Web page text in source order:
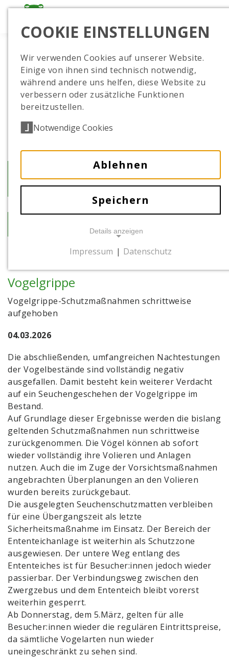
Vogelgrippe
Vogelgrippe
Vogelgrippe-Schutzmaßnahmen schrittweise
aufgehoben
04.03.2026
Die abschließenden, umfangreichen Nachtestungen
der Vogelbestände sind vollständig negativ
ausgefallen. Damit besteht kein weiterer Verdacht
auf ein Seuchengeschehen der Vogelgrippe im
Bestand.
Auf Grundlage dieser Ergebnisse werden die bislang
geltenden Schutzmaßnahmen nun schrittweise
zurückgenommen. Die Vögel können ab sofort
wieder vollständig ihre Volieren und Anlagen
nutzen. Auch die im Zuge der Vorsichtsmaßnahmen
angebrachten Überplanungen an den Volieren
wurden bereits zurückgebaut.
Die ausgelegten Seuchenschutzmatten verbleiben
für eine Übergangszeit als letzte
Sicherheitsmaßnahme im Einsatz. Der Bereich der
Ententeichanlage ist weiterhin als Schutzzone
ausgewiesen. Der untere Weg entlang des
Ententeiches ist für Besucher:innen jedoch wieder
passierbar. Der Verbindungsweg zwischen den
Zwergzebus und dem Ententeich bleibt vorerst
weiterhin gesperrt.
Ab Donnerstag, dem 5.März, gelten für alle
Besucher:innen wieder die regulären Eintrittspreise,
da sämtliche Vogelarten nun wieder
uneingeschränkt zu sehen sind.
COOKIE EINSTELLUNGEN
Wir verwenden Cookies auf unserer Website.
Einige von ihnen sind technisch notwendig,
während andere uns helfen, diese Website zu
verbessern oder zusätzliche Funktionen
bereitzustellen.
Notwendige Cookies
Ablehnen
Speichern
Details anzeigen
NOTWENDIGE COOKIES
Notwendige Cookies ermöglichen
grundlegende Funktionen und sind für die
einwandfreie Funktion der Website
erforderlich.
Cookie Consent
Name:
cookie_consent
Zweck:
Dieses Cookie speichert die gewählten
Einwilligungsoptionen des Nutzers
Cookie Laufzeit:
Impressum | Datenschutz